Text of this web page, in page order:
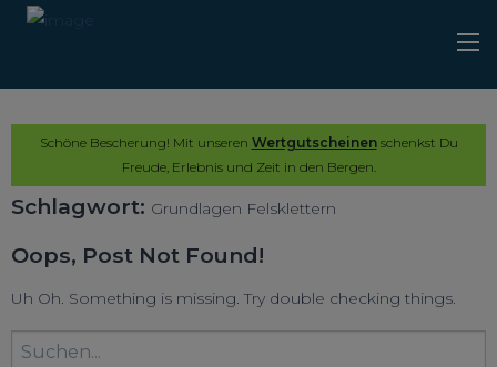
Schöne Bescherung! Mit unseren Wertgutscheinenschenkst Du
Freude, Erlebnis und Zeit in den Bergen.
Schlagwort: Grundlagen Felsklettern
Oops, Post Not Found!
Uh Oh. Something is missing. Try double checking things.
Suchbegriff